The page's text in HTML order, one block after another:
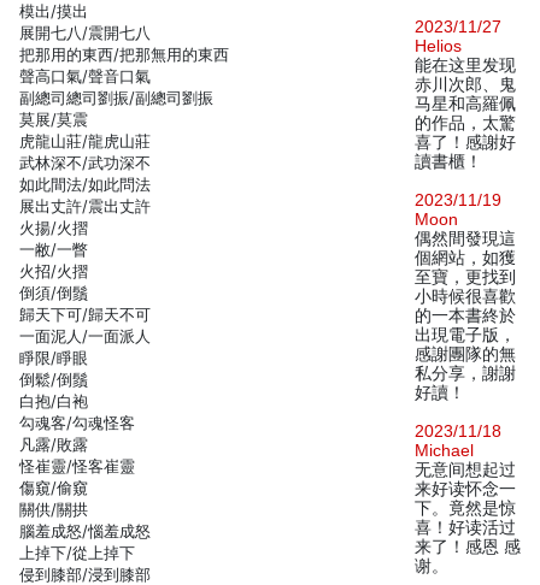
模出/摸出
展開七八/震開七八
把那用的東西/把那無用的東西
聲高口氣/聲音口氣
副總司總司劉振/副總司劉振
莫展/莫震
虎龍山莊/龍虎山莊
武林深不/武功深不
如此間法/如此問法
展出丈許/震出丈許
火揚/火摺
一敝/一瞥
火招/火摺
倒須/倒鬚
歸天下可/歸天不可
一面泥人/一面派人
睜限/睜眼
倒鬆/倒鬚
白抱/白袍
勾魂客/勾魂怪客
凡露/敗露
怪崔靈/怪客崔靈
傷窺/偷窺
關供/關拱
腦羞成怒/惱羞成怒
上掉下/從上掉下
侵到膝部/浸到膝部
2023/11/27
Helios
能在这里发现
赤川次郎、鬼
马星和高羅佩
的作品，太驚
喜了！感謝好
讀書櫃！
2023/11/19
Moon
偶然間發現這
個網站，如獲
至寶，更找到
小時候很喜歡
的一本書終於
出現電子版，
感謝團隊的無
私分享，謝謝
好讀！
2023/11/18
Michael
无意间想起过
来好读怀念一
下。竟然是惊
喜！好读活过
来了！感恩 感
谢。